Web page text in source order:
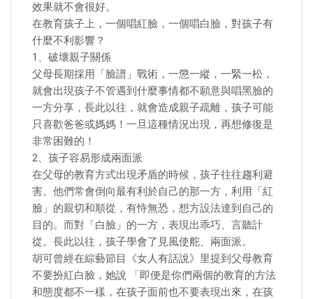
效果就不會很好。
在教育孩子上，一個唱紅臉，一個唱白臉，對孩子有
什麼不利影響？
1、破壞親子關係
父母長期採用「臉譜」戰術，一懲一縱，一緊一松，
就會出現孩子不管遇到什麼事情都不願意與唱黑臉的
一方分享，長此以往，就會造成親子疏離，孩子可能
只喜歡爸爸或媽媽！一旦這種情況出現，再想修復是
非常困難的！
2、孩子容易形成兩面派
在父母的教育方式出現矛盾的時候，孩子往往趨利避
害。他們常會倒向最有利於自己的那一方，利用「紅
臉」的親切和順從，有恃無恐，想方設法達到自己的
目的。而對「白臉」的一方，表現出乖巧、言聽計
從。長此以往，孩子學會了見風使舵、兩面派。
胡可曾經在綜藝節目《女人有話說》里提到父母教育
不要扮紅白臉，她說 「即便是你們兩個的教育的方法
和態度都不一樣，在孩子面前也不要表現出來，在孩